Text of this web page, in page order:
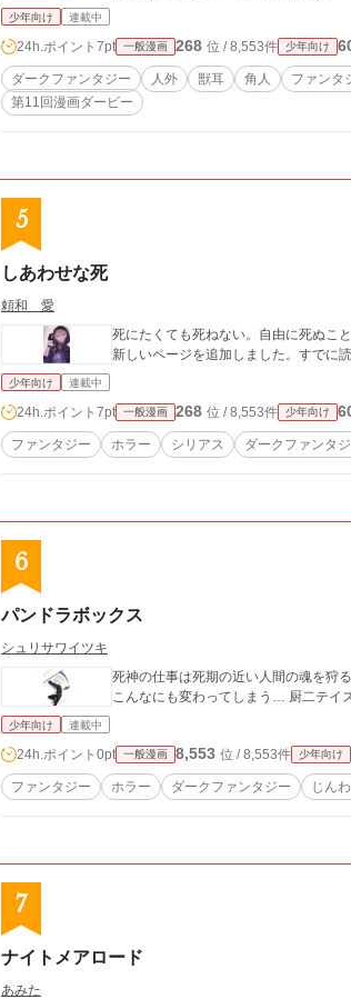
少年向け 連載中
24h.ポイント 7pt 一般漫画 268 位 / 8,553件 少年向け
ダークファンタジー 人外 獣耳 角人 ファンタ
第11回漫画ダービー
5
しあわせな死
頼和 愛
死にたくても死ねない。自由に死ぬこ
新しいページを追加しました。すでに
少年向け 連載中
24h.ポイント 7pt 一般漫画 268 位 / 8,553件 少年向け
ファンタジー ホラー シリアス ダークファンタ
6
パンドラボックス
シュリサワイツキ
死神の仕事は死期の近い人間の魂を狩ることー… 成績優秀の死神少年が、ある一人の少女に
こんなにも変わってしまう… 厨二テイ
少年向け 連載中
24h.ポイント 0pt 一般漫画 8,553 位 / 8,553件 少年向け
ファンタジー ホラー ダークファンタジー じん
7
ナイトメアロード
あみた